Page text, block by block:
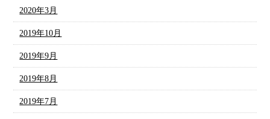
2020年3月
2019年10月
2019年9月
2019年8月
2019年7月